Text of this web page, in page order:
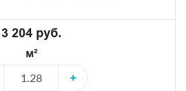
3 204 руб.
м²
+